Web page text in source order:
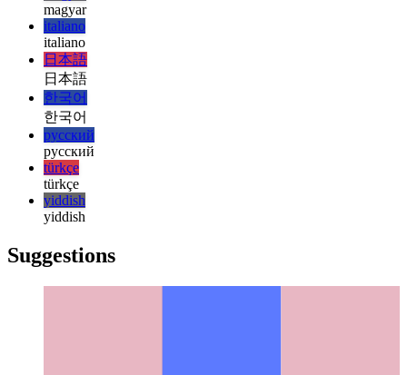
हिन्दी
हिन्दी
magyar
magyar
italiano
italiano
日本語
日本語
한국어
한국어
русский
русский
türkçe
yiddish
yiddish